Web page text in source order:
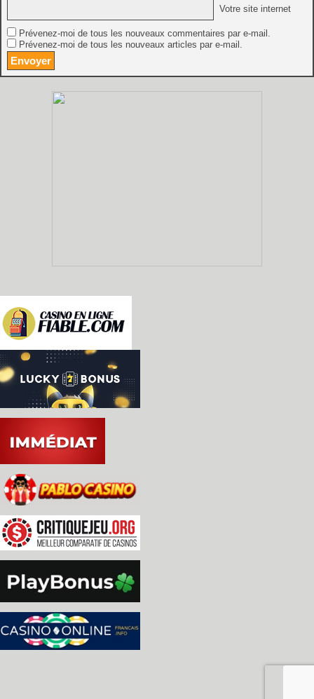
Votre site internet
Prévenez-moi de tous les nouveaux commentaires par e-mail.
Prévenez-moi de tous les nouveaux articles par e-mail.